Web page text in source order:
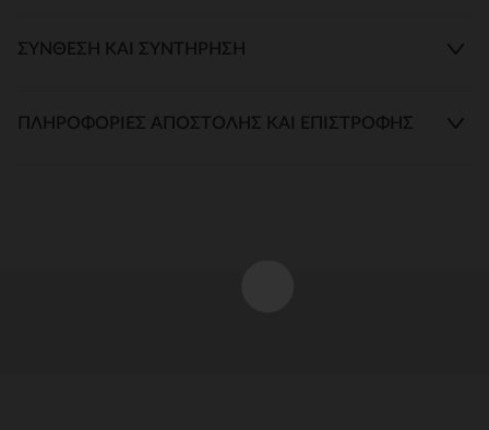
ΣΎΝΘΕΣΗ ΚΑΙ ΣΥΝΤΉΡΗΣΗ
ΠΛΗΡΟΦΟΡΊΕΣ ΑΠΟΣΤΟΛΉΣ ΚΑΙ ΕΠΙΣΤΡΟΦΉΣ